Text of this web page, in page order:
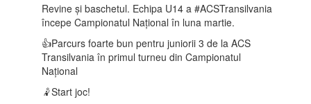
Revine și baschetul. Echipa U14 a #ACSTransilvania
începe Campionatul Național în luna martie.
👍Parcurs foarte bun pentru juniorii 3 de la ACS
Transilvania în primul turneu din Campionatul
Național
🤾Start joc!